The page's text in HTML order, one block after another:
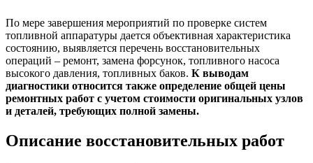
По мере завершения мероприятий по проверке систем
топливной аппаратуры дается объективная характеристика
состоянию, выявляется перечень восстановительных
операций – ремонт, замена форсунок, топливного насоса
высокого давления, топливных баков. К выводам
диагностики относится также определение общей цены
ремонтных работ с учетом стоимости оригинальных узлов
и деталей, требующих полной замены.
Описание восстановительных работ